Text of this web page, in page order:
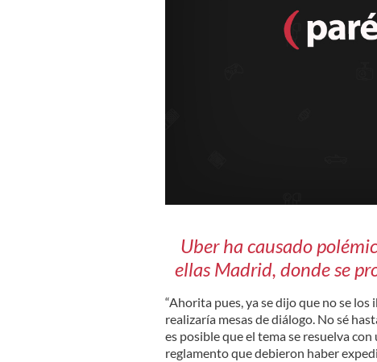
Uber ha causado
ellas Madrid, donde se
“Ahorita pues, ya se dijo que no se
realizaría mesas de diálogo. No sé
es posible que el tema se resuelva
reglamento que debieron haber